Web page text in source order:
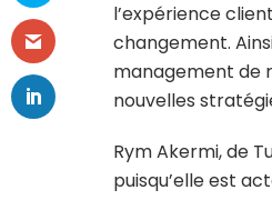
l’expérience
changement.
management de
nouvelles
Rym Akermi, de
puisqu’elle est